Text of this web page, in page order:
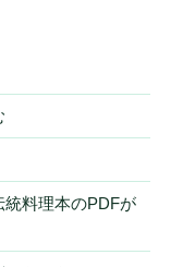
統料理本のPDFが